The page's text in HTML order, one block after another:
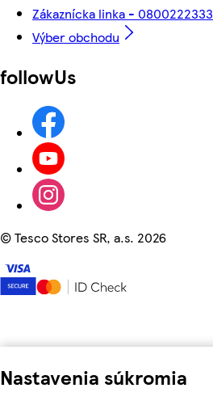
Nastavenia súkromia
Zákaznícka linka - 0800222333
Výber obchodu
followUs
©Tesco Stores SR, a.s. 2026